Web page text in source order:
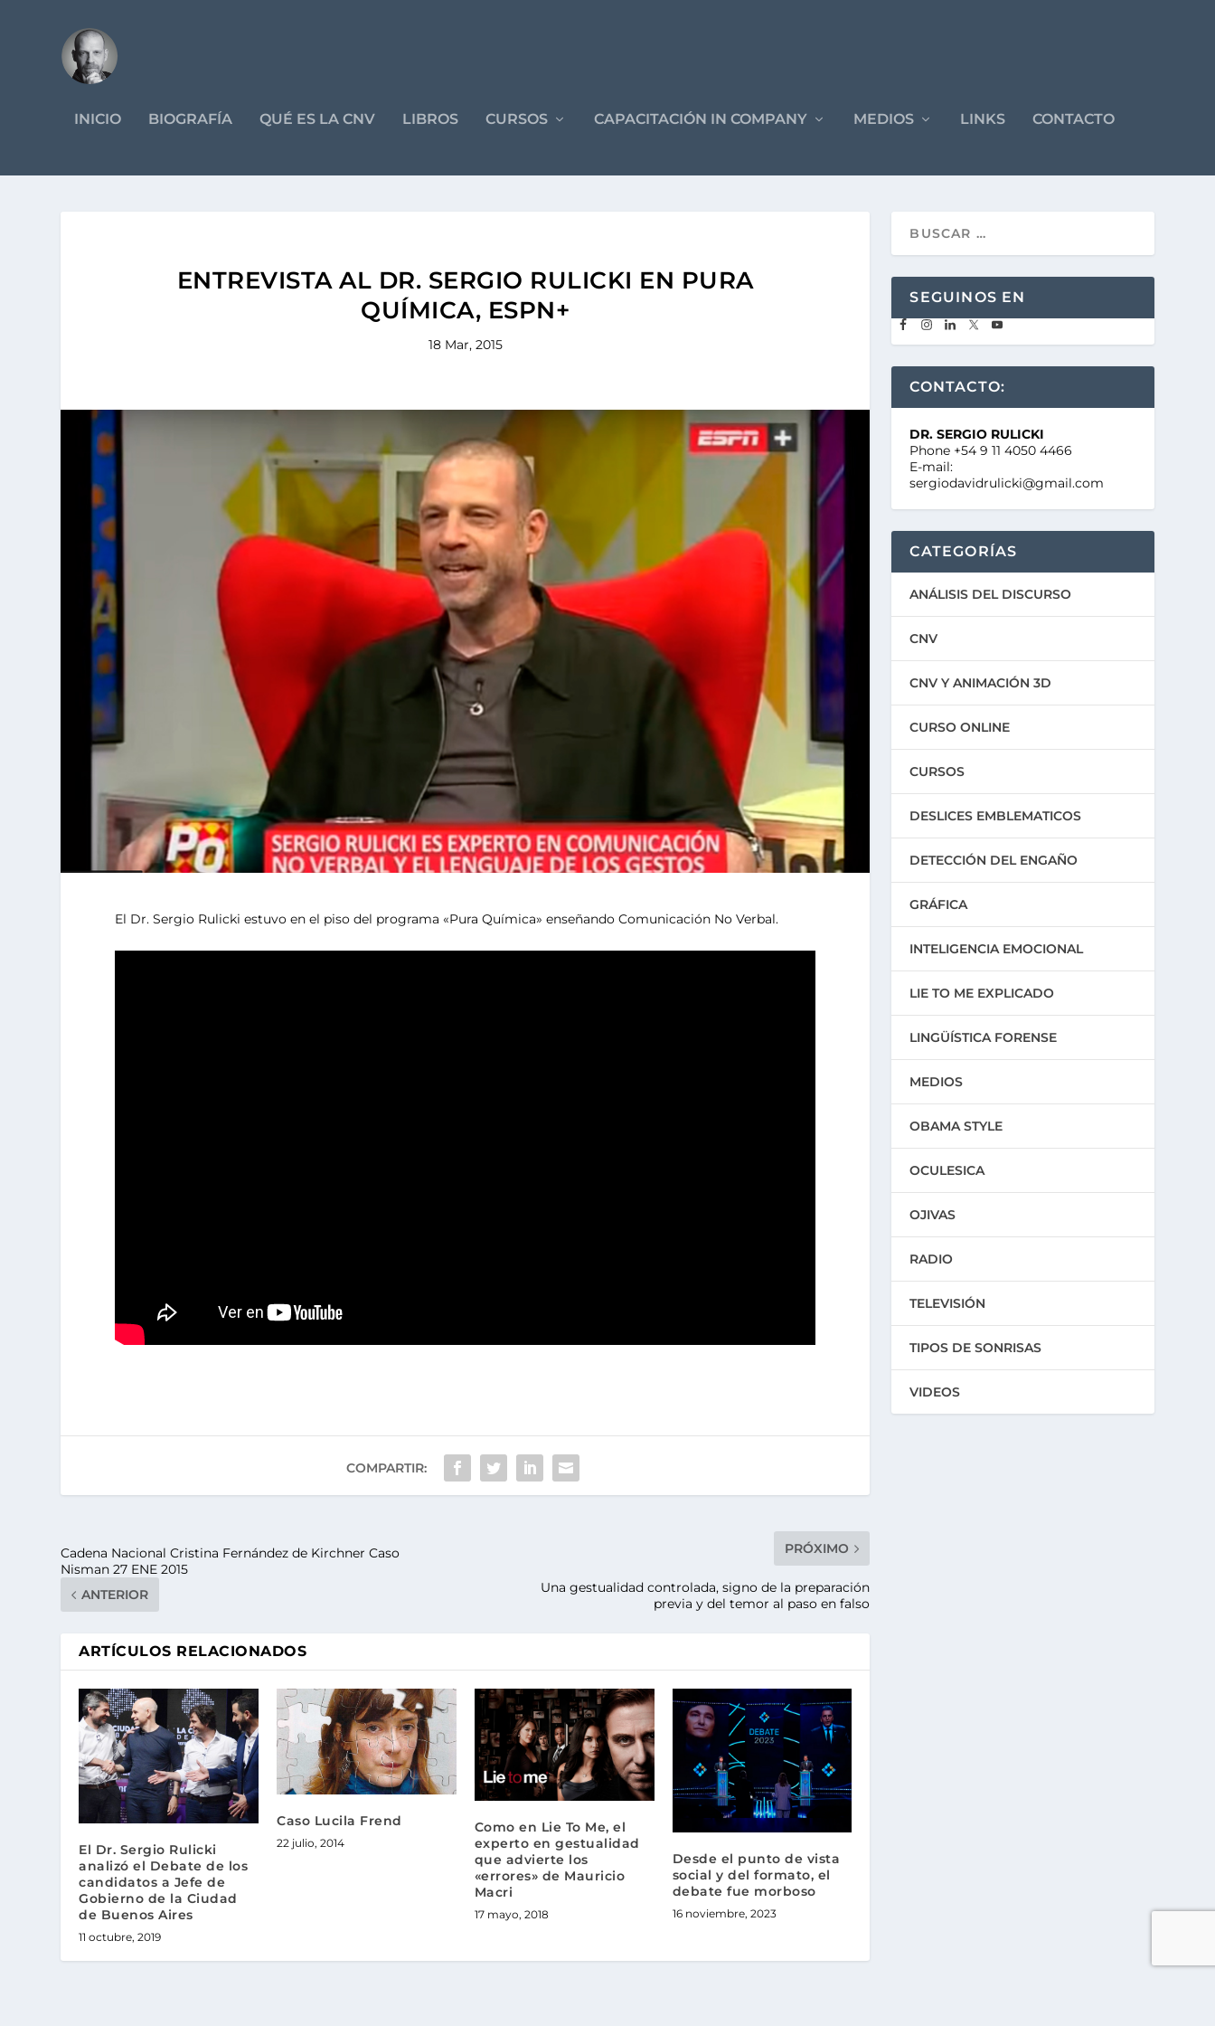
INICIO BIOGRAFÍA QUÉ ES LA CNV LIBROS CURSOS CAPACITACIÓN IN COMPANY MEDIOS LINKS CONTACTO
ENTREVISTA AL DR. SERGIO RULICKI EN PURA
QUÍMICA, ESPN+
18 Mar, 2015
El Dr. Sergio Rulicki estuvo en el piso del programa «Pura Química» enseñando Comunicación No Verbal.
COMPARTIR:
Cadena Nacional Cristina Fernández de Kirchner Caso
Nisman 27 ENE 2015
ANTERIOR
PRÓXIMO
Una gestualidad controlada, signo de la preparación
previa y del temor al paso en falso
ARTÍCULOS RELACIONADOS
El Dr. Sergio Rulicki
analizó el Debate de los
candidatos a Jefe de
Gobierno de la Ciudad
de Buenos Aires
11 octubre, 2019
Caso Lucila Frend
22 julio, 2014
Como en Lie To Me, el
experto en gestualidad
que advierte los
«errores» de Mauricio
Macri
17 mayo, 2018
Desde el punto de vista
social y del formato, el
debate fue morboso
16 noviembre, 2023
SEGUINOS EN
CONTACTO:
DR. SERGIO RULICKI
Phone +54 9 11 4050 4466
E-mail:
sergiodavidrulicki@gmail.com
CATEGORÍAS
ANÁLISIS DEL DISCURSO
CNV
CNV Y ANIMACIÓN 3D
CURSO ONLINE
CURSOS
DESLICES EMBLEMATICOS
DETECCIÓN DEL ENGAÑO
GRÁFICA
INTELIGENCIA EMOCIONAL
LIE TO ME EXPLICADO
LINGÜÍSTICA FORENSE
MEDIOS
OBAMA STYLE
OCULESICA
OJIVAS
RADIO
TELEVISIÓN
TIPOS DE SONRISAS
VIDEOS